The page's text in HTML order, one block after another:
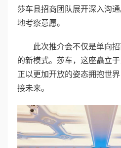
莎车县招商团队展开深入沟
地考察意愿。
此次推介会不仅是单向
的新模式。莎车，这座矗立于
正以更加开放的姿态拥抱世
接未来。